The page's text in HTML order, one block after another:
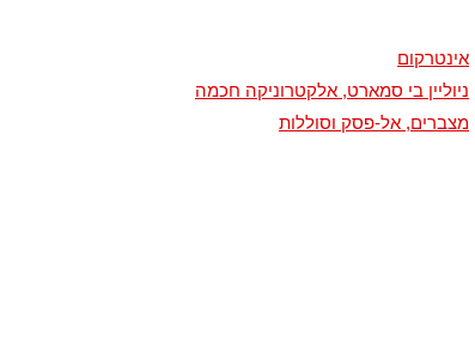
אינטרקום
ניוליין בי סמארט, אלקטרוניקה חכמה
מצברים, אל-פסק וסוללות